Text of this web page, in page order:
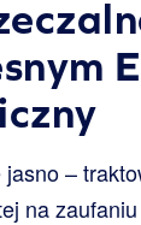
–
na